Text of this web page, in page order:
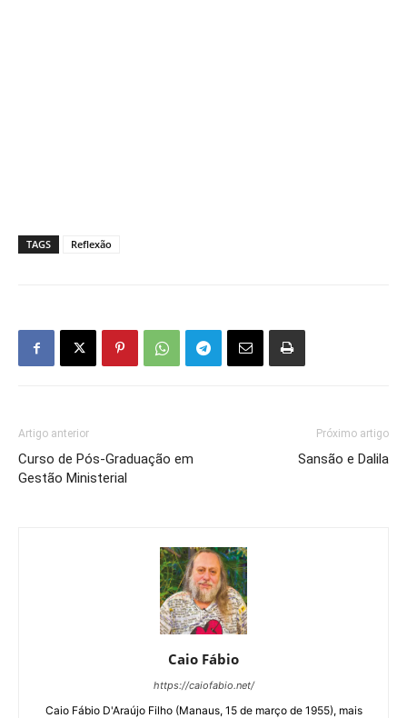
TAGS Reflexão
Artigo anterior
Curso de Pós-Graduação em
Gestão Ministerial
Próximo artigo
Sansão e Dalila
Caio Fábio
https://caiofabio.net/
Caio Fábio D'Araújo Filho (Manaus, 15 de março de 1955), mais